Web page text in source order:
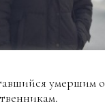
умершим